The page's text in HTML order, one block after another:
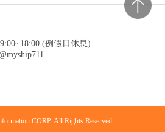
(例假日休息)
CORP. All Rights Reserved.